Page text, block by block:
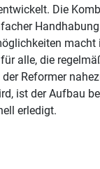
Die
macht
alle, die
Reformer
ist der Aufbau
erledigt.